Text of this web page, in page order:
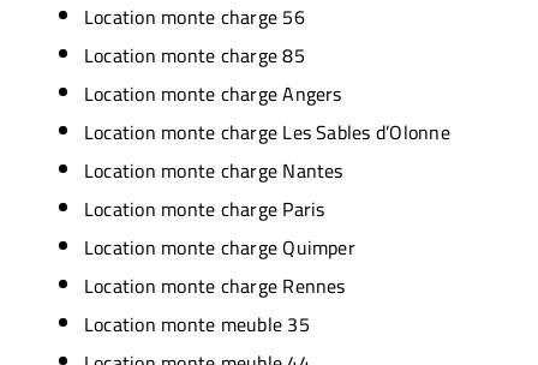
Location monte charge 56
Location monte charge 85
Location monte charge Angers
Location monte charge Les Sables d’Olonne
Location monte charge Nantes
Location monte charge Paris
Location monte charge Quimper
Location monte charge Rennes
Location monte meuble 35